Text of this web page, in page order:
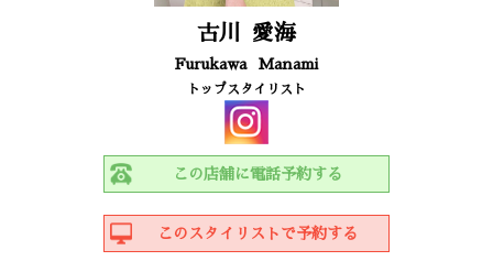
古川 愛海
Furukawa Manami
トップスタイリスト
この店舗に電話予約する
このスタイリストで予約する